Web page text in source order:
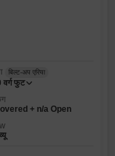
बिल्ट-अप एरिया
वर्ग फुट
+ n/a Open